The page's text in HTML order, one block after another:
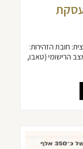
חובת הזהירות:
הרישומי (טאבו,